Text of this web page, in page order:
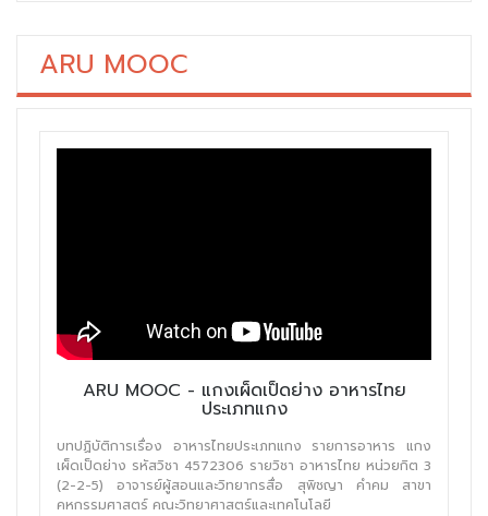
ARU MOOC
ARU MOOC - แกงเผ็ดเป็ดย่าง อาหารไทย
ประเภทแกง
บทปฏิบัติการเรื่อง อาหารไทยประเภทแกง รายการอาหาร แกง
เผ็ดเป็ดย่าง รหัสวิชา 4572306 รายวิชา อาหารไทย หน่วยกิต 3
(2-2-5) อาจารย์ผู้สอนและวิทยากรสื่อ สุพิชญา คำคม สาขา
คหกรรมศาสตร์ คณะวิทยาศาสตร์และเทคโนโลยี